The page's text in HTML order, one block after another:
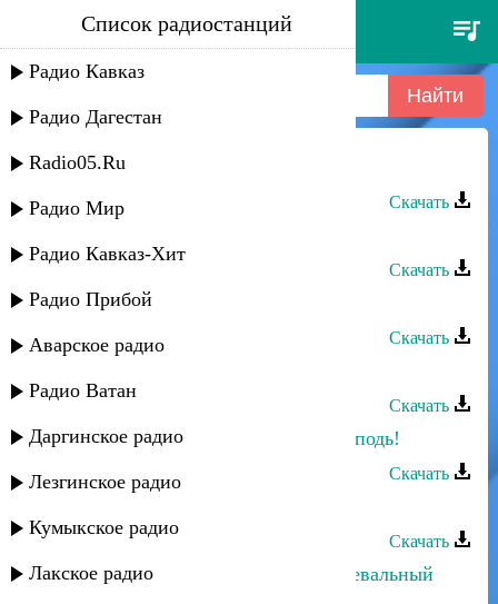
ринат каримов - пойдем со
мной
Список радиостанций
Радио Кавказ
Радио Дагестан
Radio05.Ru
Радио Мир
Радио Кавказ-Хит
Радио Прибой
Аварское радио
Радио Ватан
Даргинское радио
Лезгинское радио
Кумыкское радио
Лакское радио
Ринат Каримов - Пойдем со мной
Скачать
Скачать
Ринат Каримов - Пойдем со мной
Скачать
Скачать
Ринат Каримов - Прости меня, Господь!
Скачать
Скачать
Ринат Каримов - Милая моя (танцевальный